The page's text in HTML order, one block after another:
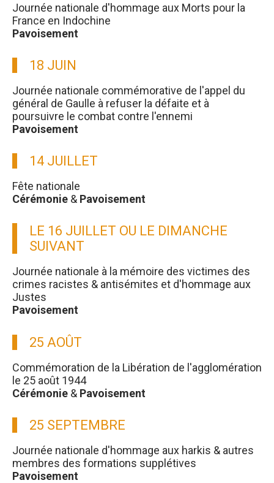
Journée nationale d'hommage aux Morts pour la
France en Indochine
Pavoisement
18 JUIN
Journée nationale commémorative de l'appel du
général de Gaulle à refuser la défaite et à
poursuivre le combat contre l'ennemi
Pavoisement
14 JUILLET
Fête nationale
Cérémonie & Pavoisement
LE 16 JUILLET OU LE DIMANCHE
SUIVANT
Journée nationale à la mémoire des victimes des
crimes racistes & antisémites et d'hommage aux
Justes
Pavoisement
25 AOÛT
Commémoration de la Libération de l'agglomération
le 25 août 1944
Cérémonie & Pavoisement
25 SEPTEMBRE
Journée nationale d'hommage aux harkis & autres
membres des formations supplétives
Pavoisement